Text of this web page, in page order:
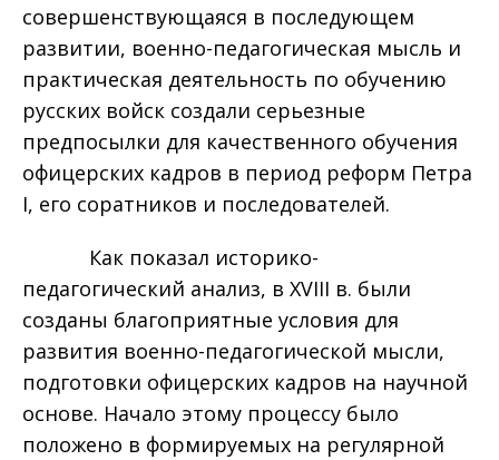
совершенствующаяся в последующем
развитии, военно-педагогическая мысль и
практическая деятельность по обучению
русских войск создали серьезные
предпосылки для качественного обучения
офицерских кадров в период реформ Петра
I, его соратников и последователей.
Как показал историко-
педагогический анализ, в XVIII в. были
созданы благоприятные условия для
развития военно-педагогической мысли,
подготовки офицерских кадров на научной
основе. Начало этому процессу было
положено в формируемых на регулярной